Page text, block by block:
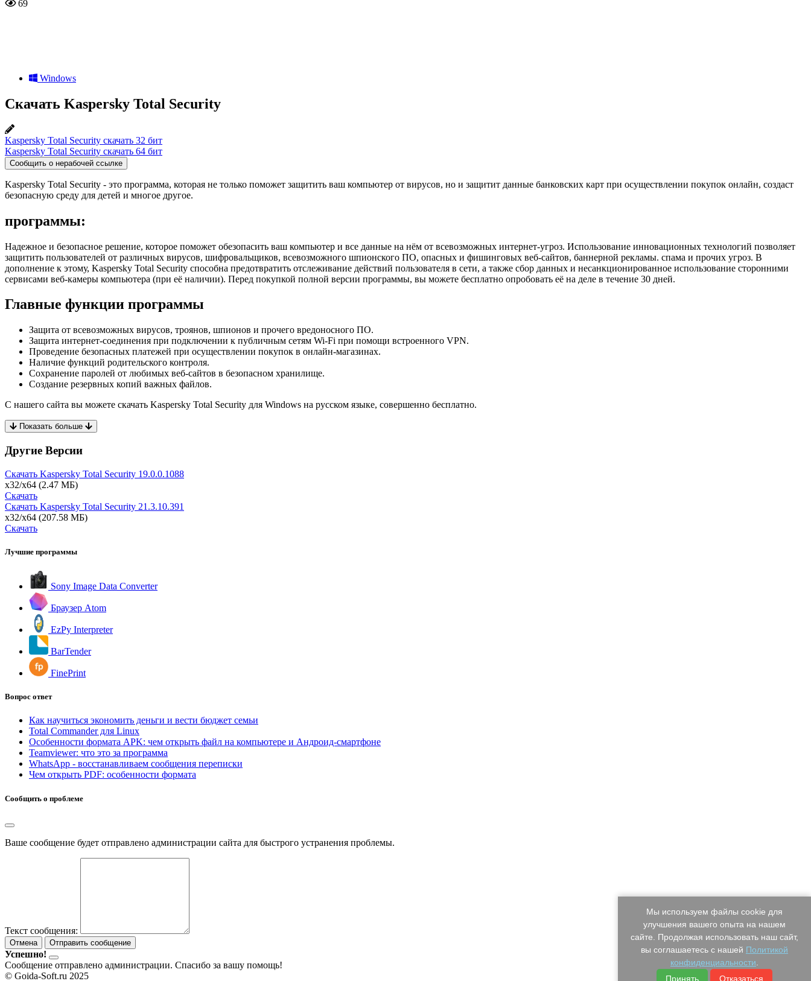
69
Windows
Скачать Kaspersky Total Security
Kaspersky Total Security скачать 32 бит
Kaspersky Total Security скачать 64 бит
Сообщить о нерабочей ссылке
Kaspersky Total Security - это программа, которая не только поможет защитить ваш компьютер от вирусов, но и защитит данные банковских карт при осуществлении покупок онлайн, создаст
безопасную среду для детей и многое другое.
программы:
Надежное и безопасное решение, которое поможет обезопасить ваш компьютер и все данные на нём от всевозможных интернет-угроз. Использование инновационных технологий позволяет
защитить пользователей от различных вирусов, шифровальщиков, всевозможного шпионского ПО, опасных и фишинговых веб-сайтов, баннерной рекламы. спама и прочих угроз. В
дополнение к этому, Kaspersky Total Security способна предотвратить отслеживание действий пользователя в сети, а также сбор данных и несанкционированное использование сторонними
сервисами веб-камеры компьютера (при её наличии). Перед покупкой полной версии программы, вы можете бесплатно опробовать её на деле в течение 30 дней.
Главные функции программы
Защита от всевозможных вирусов, троянов, шпионов и прочего вредоносного ПО.
Защита интернет-соединения при подключении к публичным сетям Wi-Fi при помощи встроенного VPN.
Проведение безопасных платежей при осуществлении покупок в онлайн-магазинах.
Наличие функций родительского контроля.
Сохранение паролей от любимых веб-сайтов в безопасном хранилище.
Создание резервных копий важных файлов.
С нашего сайта вы можете скачать Kaspersky Total Security для Windows на русском языке, совершенно бесплатно.
Показать больше
Другие Версии
Скачать Kaspersky Total Security 19.0.0.1088
x32/x64 (2.47 МБ)
Скачать
Скачать Kaspersky Total Security 21.3.10.391
x32/x64 (207.58 МБ)
Скачать
Лучшие программы
Sony Image Data Converter
Браузер Atom
EzPy Interpreter
BarTender
FinePrint
Вопрос ответ
Как научиться экономить деньги и вести бюджет семьи
Total Commander для Linux
Особенности формата APK: чем открыть файл на компьютере и Андроид-смартфоне
Teamviewer: что это за программа
WhatsApp - восстанавливаем сообщения переписки
Чем открыть PDF: особенности формата
Сообщить о проблеме
Ваше сообщение будет отправлено администрации сайта для быстрого устранения проблемы.
Текст сообщения:
Отмена Отправить сообщение
Успешно!
Сообщение отправлено администрации. Спасибо за вашу помощь!
© Goida-Soft.ru 2025
Мы используем файлы cookie для
улучшения вашего опыта на нашем
сайте. Продолжая использовать наш сайт,
вы соглашаетесь с нашей Политикой
конфиденциальности
Принять
Отказаться